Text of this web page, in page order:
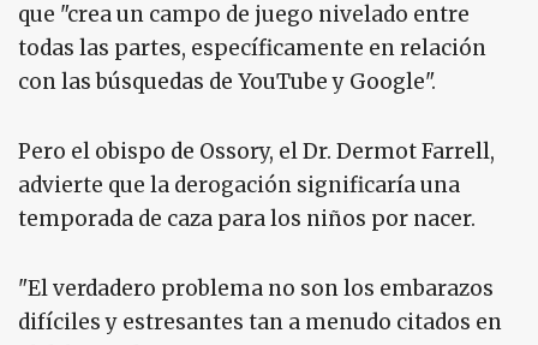
que "crea un campo de juego nivelado entre
todas las partes, específicamente en relación
con las búsquedas de YouTube y Google".
Pero el obispo de Ossory, el Dr. Dermot Farrell,
advierte que la derogación significaría una
temporada de caza para los niños por nacer.
"El verdadero problema no son los embarazos
difíciles y estresantes tan a menudo citados en